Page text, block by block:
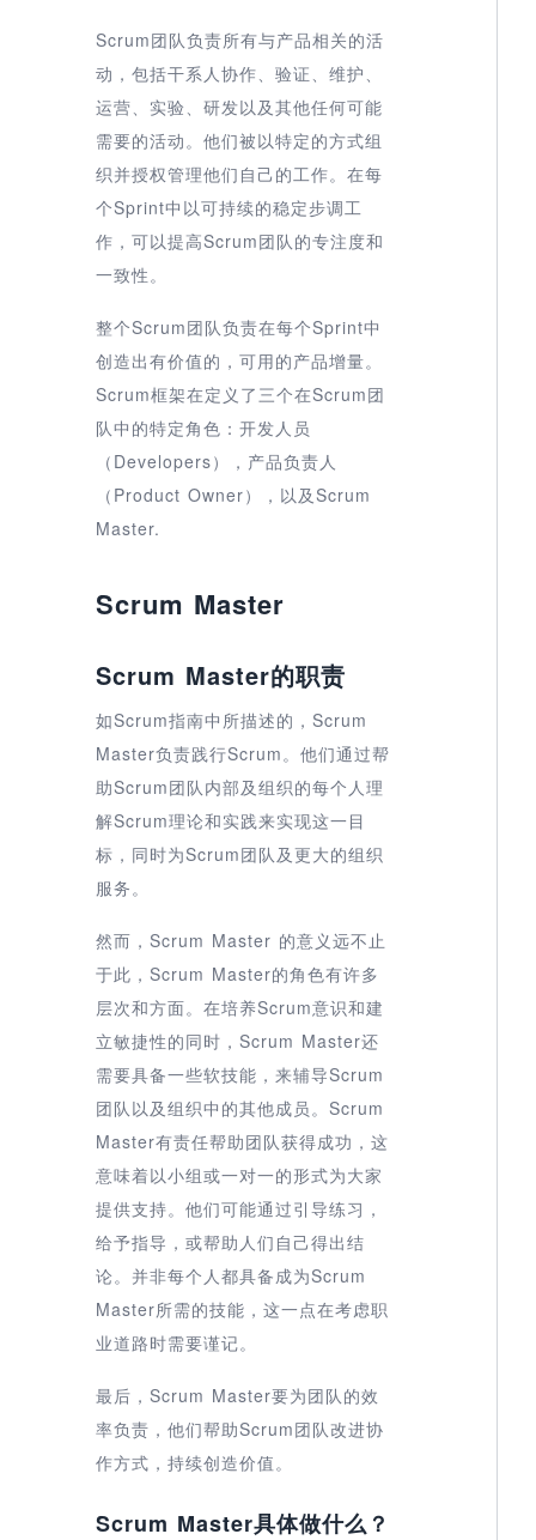
Scrum团队负责所有与产品相关的活
动，包括干系人协作、验证、维护、
运营、实验、研发以及其他任何可能
需要的活动。他们被以特定的方式组
织并授权管理他们自己的工作。在每
个Sprint中以可持续的稳定步调工
作，可以提高Scrum团队的专注度和
一致性。
整个Scrum团队负责在每个Sprint中
创造出有价值的，可用的产品增量。
Scrum框架在定义了三个在Scrum团
队中的特定角色：开发人员
（Developers），产品负责人
（Product Owner），以及Scrum
Master.
Scrum Master
Scrum Master的职责
如Scrum指南中所描述的，Scrum
Master负责践行Scrum。他们通过帮
助Scrum团队内部及组织的每个人理
解Scrum理论和实践来实现这一目
标，同时为Scrum团队及更大的组织
服务。
然而，Scrum Master 的意义远不止
于此，Scrum Master的角色有许多
层次和方面。在培养Scrum意识和建
立敏捷性的同时，Scrum Master还
需要具备一些软技能，来辅导Scrum
团队以及组织中的其他成员。Scrum
Master有责任帮助团队获得成功，这
意味着以小组或一对一的形式为大家
提供支持。他们可能通过引导练习，
给予指导，或帮助人们自己得出结
论。并非每个人都具备成为Scrum
Master所需的技能，这一点在考虑职
业道路时需要谨记。
最后，Scrum Master要为团队的效
率负责，他们帮助Scrum团队改进协
作方式，持续创造价值。
Scrum Master具体做什么？